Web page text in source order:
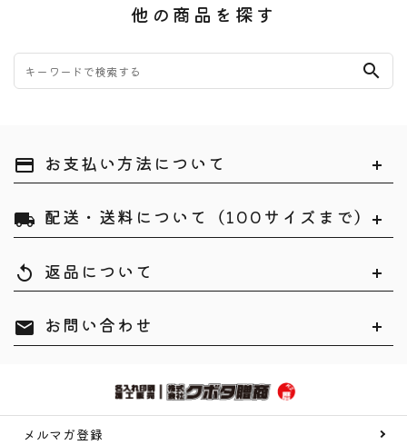
他の商品を探す
search
payment お支払い方法について
local_shipping 配送・送料について（100サイズまで）
replay 返品について
mail お問い合わせ
メルマガ登録